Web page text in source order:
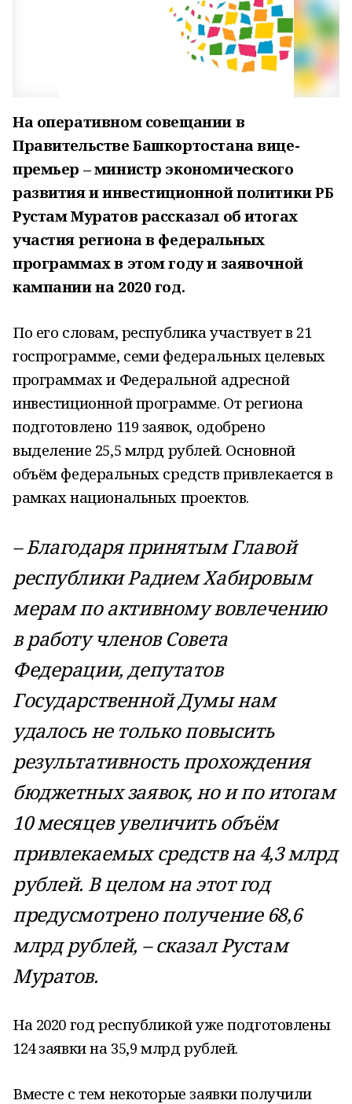
На оперативном совещании в
Правительстве Башкортостана вице-
премьер – министр экономического
развития и инвестиционной политики РБ
Рустам Муратов рассказал об итогах
участия региона в федеральных
программах в этом году и заявочной
кампании на 2020 год.
По его словам, республика участвует в 21
госпрограмме, семи федеральных целевых
программах и Федеральной адресной
инвестиционной программе. От региона
подготовлено 119 заявок, одобрено
выделение 25,5 млрд рублей. Основной
объём федеральных средств привлекается в
рамках национальных проектов.
– Благодаря принятым Главой
республики Радием Хабировым
мерам по активному вовлечению
в работу членов Совета
Федерации, депутатов
Государственной Думы нам
удалось не только повысить
результативность прохождения
бюджетных заявок, но и по итогам
10 месяцев увеличить объём
привлекаемых средств на 4,3 млрд
рублей. В целом на этот год
предусмотрено получение 68,6
млрд рублей, – сказал Рустам
Муратов.
На 2020 год республикой уже подготовлены
124 заявки на 35,9 млрд рублей.
Вместе с тем некоторые заявки получили